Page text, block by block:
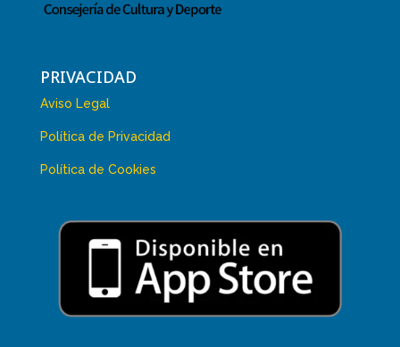
PRIVACIDAD
Aviso Legal
Política de Privacidad
Política de Cookies